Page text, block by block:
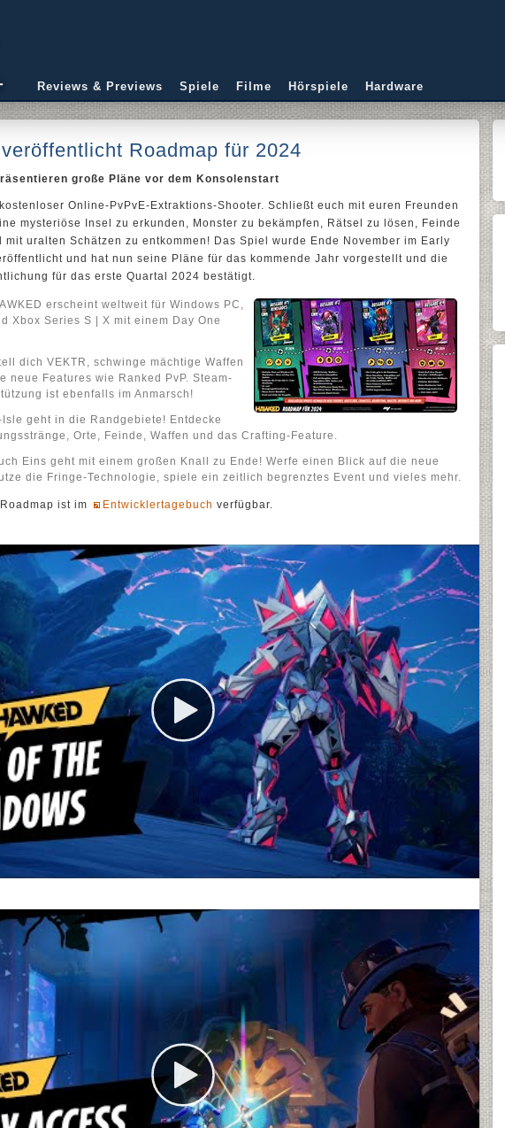
Reviews & Previews Spiele Filme Hörspiele Hardware
Roadmap für 2024
große Pläne vor dem Konsolenstart
Online-PvPvE-Extraktions-Shooter. Schließt euch mit euren Freunden
mysteriöse Insel zu erkunden, Monster zu bekämpfen, Rätsel zu lösen, Feinde
mit uralten Schätzen zu entkommen! Das Spiel wurde Ende November im Early
und hat nun seine Pläne für das kommende Jahr vorgestellt und die
für das erste Quartal 2024 bestätigt.
erscheint weltweit für Windows PC,
Xbox Series S | X mit einem Day One
dich VEKTR, schwinge mächtige Waffen
neue Features wie Ranked PvP. Steam-
ist ebenfalls im Anmarsch!
Isle geht in die Randgebiete! Entdecke
Orte, Feinde, Waffen und das Crafting-Feature.
Eins geht mit einem großen Knall zu Ende! Werfe einen Blick auf die neue
die Fringe-Technologie, spiele ein zeitlich begrenztes Event und vieles mehr.
ist im Entwicklertagebuch verfügbar.